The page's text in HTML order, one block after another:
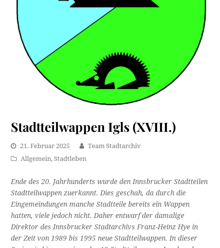
Stadtteilwappen Igls (XVIII.)
21. Februar 2025
Team Stadtarchiv
Allgemein,Stadtleben
Ende des 20. Jahrhunderts wurde den Innsbrucker Stadtteilen
Stadtteilwappen zuerkannt. Dies geschah, da durch die
Eingemeindungen manche Stadtteile bereits ein Wappen
hatten, viele jedoch nicht. Daher entwarf der damalige
Direktor des Innsbrucker Stadtarchivs Franz-Heinz Hye in
der Zeit von 1989 bis 1995 neue Stadtteilwappen. In dieser